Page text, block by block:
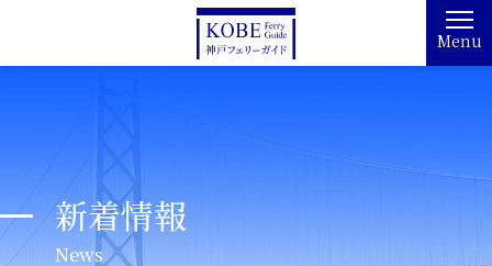
Menu
新着情報
News